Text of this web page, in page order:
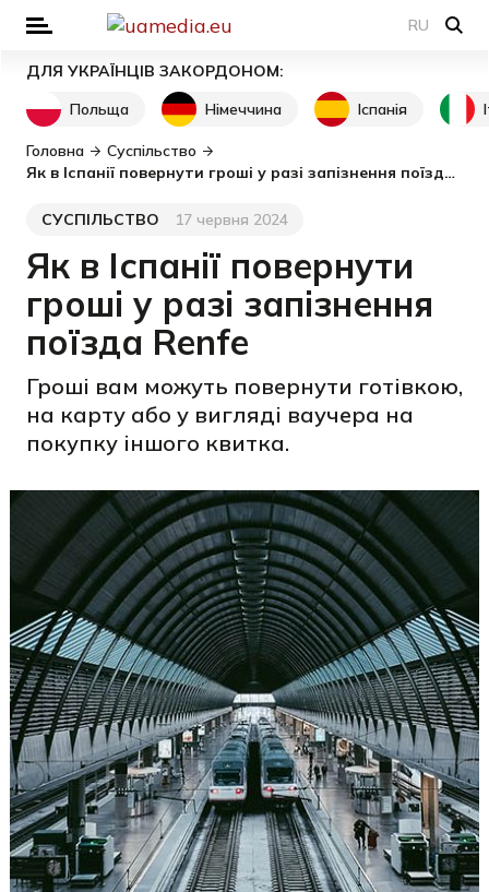
RU
ДЛЯ УКРАЇНЦІВ ЗАКОРДОНОМ:
Польща
Німеччина Іспанія
Головна
Суспільство
Як в Іспанії повернути гроші у разі запізнення поїзда Renfe
Категорія
СУСПІЛЬСТВО
Дата публікації17 червня 2024
Як в Іспанії повернути
гроші у разі запізнення
поїзда Renfe
Гроші вам можуть повернути готівкою,
на карту або у вигляді ваучера на
покупку іншого квитка.